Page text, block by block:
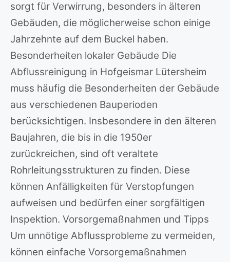
sorgt für Verwirrung, besonders in älteren
Gebäuden, die möglicherweise schon einige
Jahrzehnte auf dem Buckel haben.
Besonderheiten lokaler Gebäude Die
Abflussreinigung in Hofgeismar Lütersheim
muss häufig die Besonderheiten der Gebäude
aus verschiedenen Bauperioden
berücksichtigen. Insbesondere in den älteren
Baujahren, die bis in die 1950er
zurückreichen, sind oft veraltete
Rohrleitungsstrukturen zu finden. Diese
können Anfälligkeiten für Verstopfungen
aufweisen und bedürfen einer sorgfältigen
Inspektion. Vorsorgemaßnahmen und Tipps
Um unnötige Abflussprobleme zu vermeiden,
können einfache Vorsorgemaßnahmen